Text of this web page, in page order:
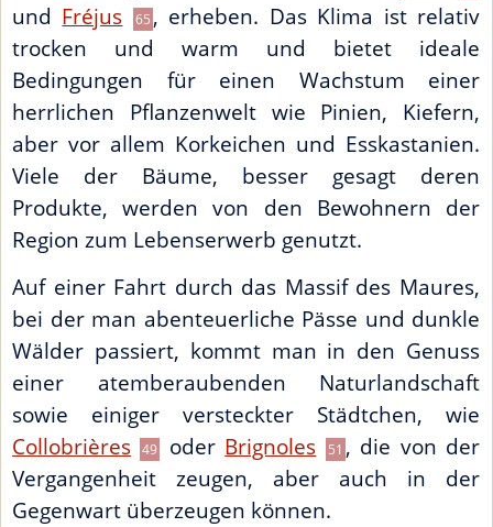
und Fréjus 65, erheben. Das Klima ist relativ
trocken und warm und bietet ideale
Bedingungen für einen Wachstum einer
herrlichen Pflanzenwelt wie Pinien, Kiefern,
aber vor allem Korkeichen und Esskastanien.
Viele der Bäume, besser gesagt deren
Produkte, werden von den Bewohnern der
Region zum Lebenserwerb genutzt.
Auf einer Fahrt durch das Massif des Maures,
bei der man abenteuerliche Pässe und dunkle
Wälder passiert, kommt man in den Genuss
einer atemberaubenden Naturlandschaft
sowie einiger versteckter Städtchen, wie
Collobrières
49 oder Brignoles 51 , die von der
Vergangenheit zeugen, aber auch in der
Gegenwart überzeugen können.